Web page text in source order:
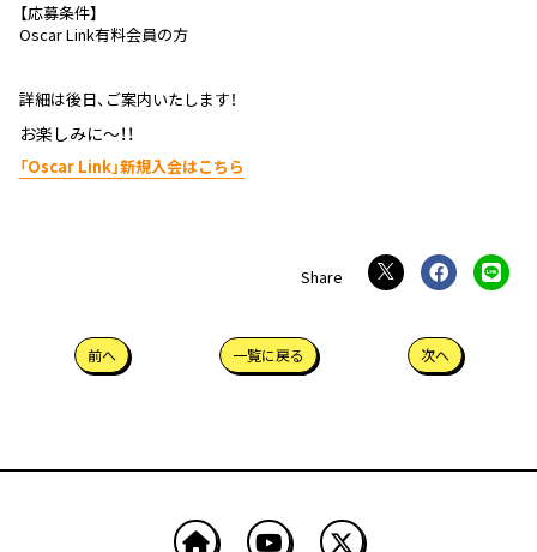
【応募条件】
Oscar Link有料会員の方
詳細は後日、ご案内いたします！
お楽しみに～！！
「Oscar Link」新規入会はこちら
前へ 一覧に戻る 次へ